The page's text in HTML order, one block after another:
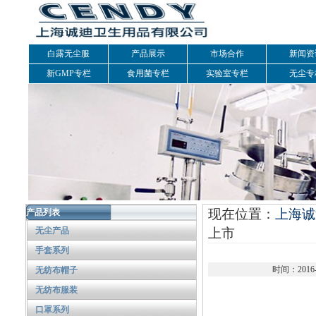
白露无尘服 产品展示 市场合作
新闻资
新GMP专栏
食用菌专栏 实验室专栏 无尘专
产品列表
无尘产品
手套系列
无纺布帽子
无纺布服装
口罩系列
现在位置：
上海
上市
时间：